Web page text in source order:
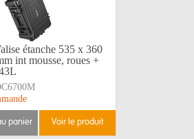
étanche 535 x 360
int mousse, roues +
panier voir le produit